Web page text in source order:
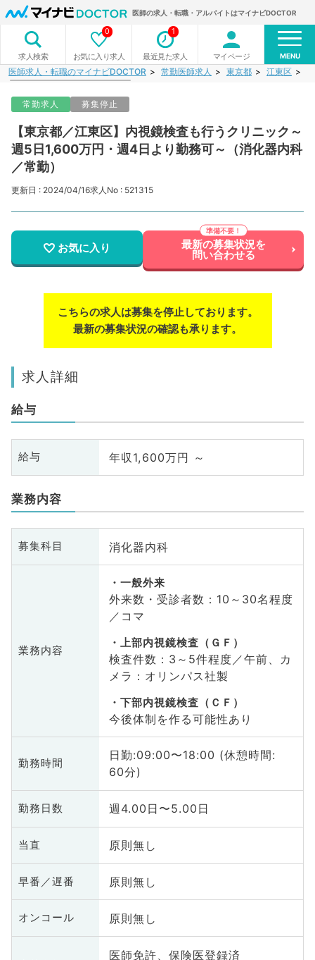
医師の求人・転職・アルバイトはマイナビDOCTOR
求人検索 お気に入り求人
0
最近見た求人
1
マイページ MENU
医師求人・転職のマイナビDOCTOR 常勤医師求人 東京都 江東区
常勤求人 募集停止
【東京都／江東区】内視鏡検査も行うクリニック～
週5日1,600万円・週4日より勤務可～（消化器内科
／常勤）
更新日 : 2024/04/16求人No : 521315
お気に入り 最新の募集状況を
問い合わせる
こちらの求人は募集を停止しております。
最新の募集状況の確認も承ります。
求人詳細
給与
給与 年収1,600万円 ～
業務内容
募集科目 消化器内科
業務内容
一般外来
外来数・受診者数：10～30名程度
／コマ
上部内視鏡検査（ＧＦ）
検査件数：3～5件程度／午前、カ
メラ：オリンパス社製
下部内視鏡検査（ＣＦ）
今後体制を作る可能性あり
勤務時間
日勤:09:00〜18:00 (休憩時間:
60分)
勤務日数 週4.00日〜5.00日
当直 原則無し
早番／遅番 原則無し
オンコール 原則無し
医師免許、保険医登録済